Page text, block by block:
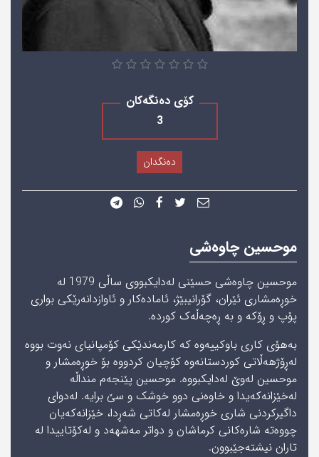
کۆی دەنگەکان
3
دەنگدان
موحسین چاوەشی
موحسین چاوەشی حسێنی لەدایکبووی ساڵى 1979 لە
خوڕەمشاری‌ ئێران، گۆرانیبێژ، ئامادەکار و ئاوازدانەرێکی بواری
پۆپ و ڕۆکە و بە ڕەچەڵەک کوردە.
بەھۆی‌ کاری باوکییەوە کە کارمەندێکی کۆمپانیای نەوت بووە
لەڕۆژھەڵاتی کوردستانەوە کۆچیان کردووە بۆ خوڕەمشار و
موحسین لەوێ لەدایکبووە. موحسین پێنجەم منداڵە
لەخێزانەکەیدا و خاوەنی دوو خوشک و سێ برایە. لەدوای
داگیرکردنی شاری خوڕەمشار لەکاتی شه‌ڕدا، خێزانەکەیان
چووەتە شارەکانی کرماشان و دواتر مەشھەد و لەکۆتاییدا لە
تاران نیشتەجێبوون.